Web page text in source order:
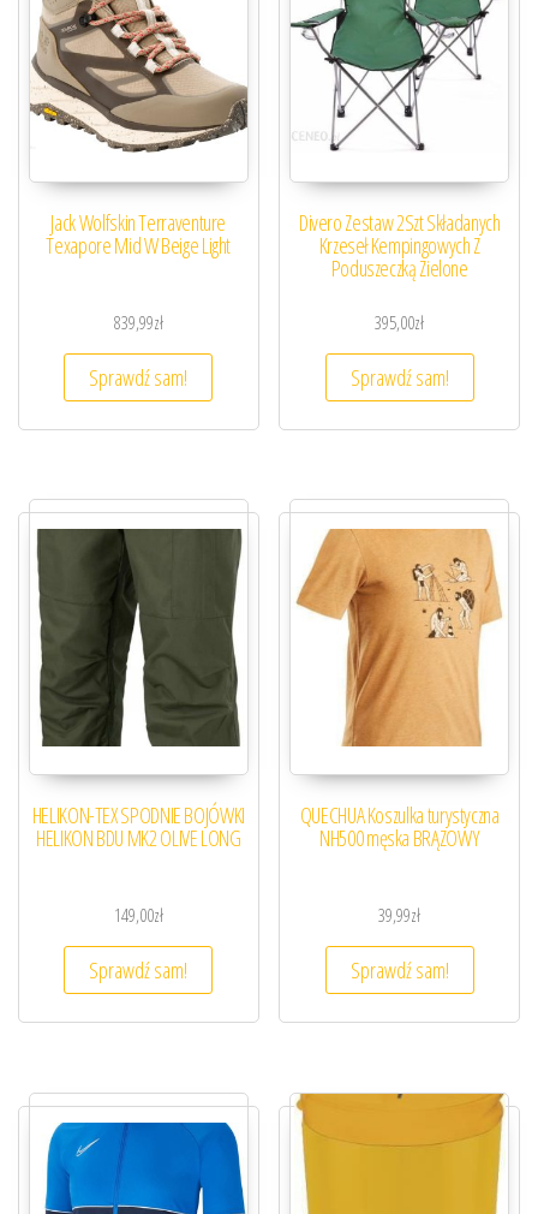
Jack Wolfskin Terraventure
Texapore Mid W Beige Light
839,99zł
Sprawdź sam!
Divero Zestaw 2Szt Składanych
Krzeseł Kempingowych Z
Poduszeczką Zielone
395,00zł
Sprawdź sam!
HELIKON-TEX SPODNIE BOJÓWKI
HELIKON BDU MK2 OLIVE LONG
149,00zł
Sprawdź sam!
QUECHUA Koszulka turystyczna
NH500 męska BRĄZOWY
39,99zł
Sprawdź sam!